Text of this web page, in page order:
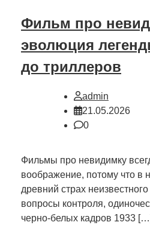
Фильм про
эволюция
до триллеров
admin
21.05.2026
0
Фильмы про невидимку
воображение, потому что в
древний страх
вопросы контроля,
черно-белых кадров 1933